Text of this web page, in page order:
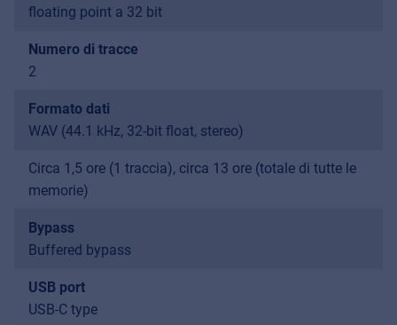
floating point a 32 bit
Numero di tracce
2
Formato dati
WAV (44.1 kHz, 32-bit float, stereo)
Circa 1,5 ore (1 traccia), circa 13 ore (totale di tutte le
memorie)
Bypass
Buffered bypass
USB port
USB-C type